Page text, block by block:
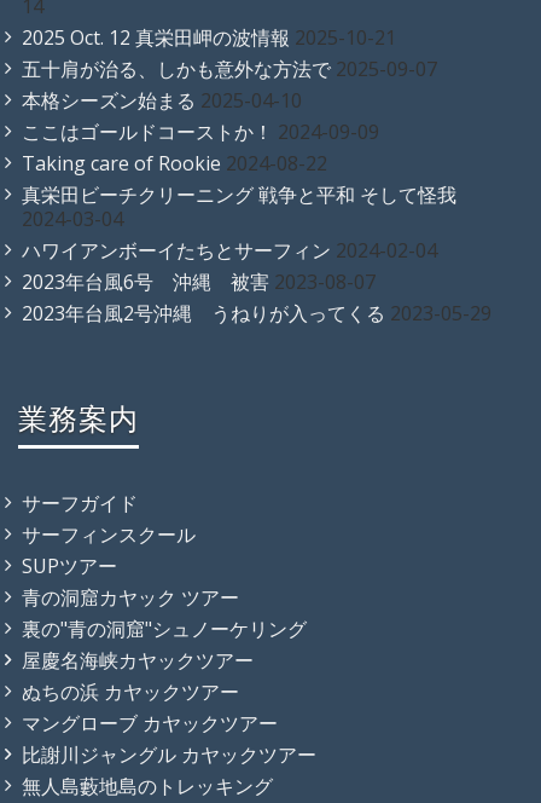
14
2025 Oct. 12 真栄田岬の波情報 2025-10-21
五十肩が治る、しかも意外な方法で 2025-09-07
本格シーズン始まる 2025-04-10
ここはゴールドコーストか！ 2024-09-09
Taking care of Rookie 2024-08-22
真栄田ビーチクリーニング 戦争と平和 そして怪我
2024-03-04
ハワイアンボーイたちとサーフィン 2024-02-04
2023年台風6号 沖縄 被害 2023-08-07
2023年台風2号沖縄 うねりが入ってくる 2023-05-29
業務案内
サーフガイド
サーフィンスクール
SUPツアー
青の洞窟カヤック ツアー
裏の"青の洞窟"シュノーケリング
屋慶名海峡カヤックツアー
ぬちの浜 カヤックツアー
マングローブ カヤックツアー
比謝川ジャングル カヤックツアー
無人島藪地島のトレッキング